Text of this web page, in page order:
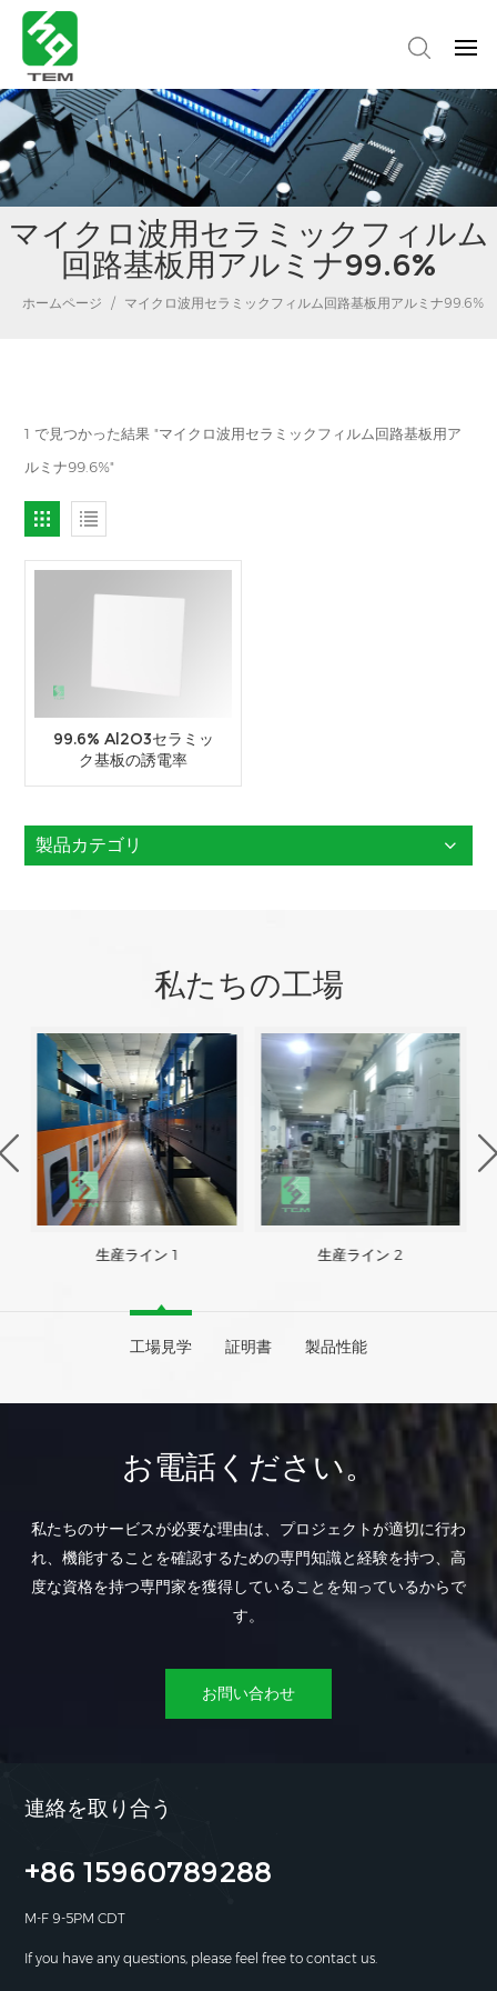
マイクロ波用セラミックフィルム
回路基板用アルミナ99.6%
ホームページ / マイクロ波用セラミックフィルム回路基板用アルミナ99.6%
1 で見つかった結果 "マイクロ波用セラミックフィルム回路基板用ア
ルミナ99.6%"
99.6% Al2O3セラミッ
ク基板の誘電率
製品カテゴリ
私たちの工場
生産ライン 1 生産ライン 2
工場見学 証明書 製品性能
お電話ください。
私たちのサービスが必要な理由は、プロジェクトが適切に行わ
れ、機能することを確認するための専門知識と経験を持つ、高
度な資格を持つ専門家を獲得していることを知っているからで
す。
お問い合わせ
連絡を取り合う
+86 15960789288
M-F 9-5PM CDT
If you have any questions, please feel free to contact us.